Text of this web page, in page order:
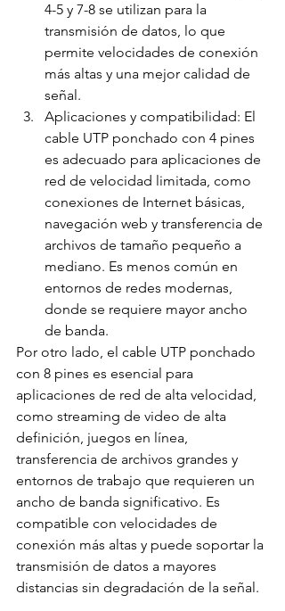
4-5 y 7-8 se utilizan para la
transmisión de datos, lo que
permite velocidades de conexión
más altas y una mejor calidad de
señal.
Aplicaciones y compatibilidad: El
cable UTP ponchado con 4 pines
es adecuado para aplicaciones de
red de velocidad limitada, como
conexiones de Internet básicas,
navegación web y transferencia de
archivos de tamaño pequeño a
mediano. Es menos común en
entornos de redes modernas,
donde se requiere mayor ancho
de banda.
Por otro lado, el cable UTP ponchado
con 8 pines es esencial para
aplicaciones de red de alta velocidad,
como streaming de video de alta
definición, juegos en línea,
transferencia de archivos grandes y
entornos de trabajo que requieren un
ancho de banda significativo. Es
compatible con velocidades de
conexión más altas y puede soportar la
transmisión de datos a mayores
distancias sin degradación de la señal.